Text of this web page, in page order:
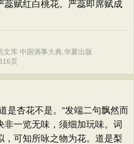
蕊赋红白桃花。严蕊即席赋成
文库 中国酒事大典,华夏出版
页
杏花不是。”发端二句飘然而
非一览无味，须细加玩味。词
，可知所咏之物为花。道是梨